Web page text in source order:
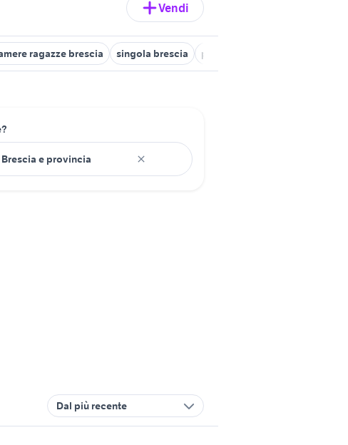
Vendi
ragazze brescia singola brescia privato brescia
Dal più recente